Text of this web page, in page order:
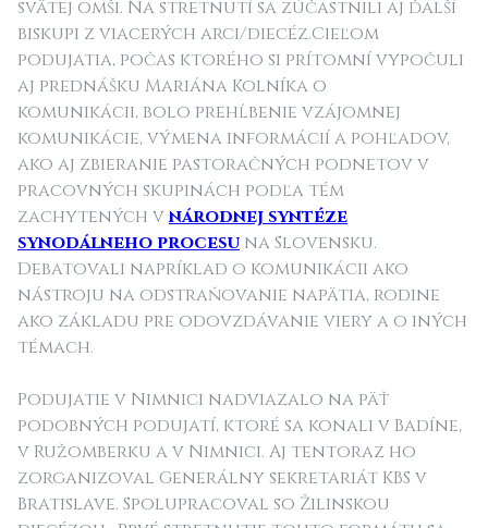
svätej omši. Na stretnutí sa zúčastnili aj ďalší
biskupi z viacerých arci/diecéz.Cieľom
podujatia, počas ktorého si prítomní vypočuli
aj prednášku Mariána Kolníka o
komunikácii, bolo prehĺbenie vzájomnej
komunikácie, výmena informácií a pohľadov,
ako aj zbieranie pastoračných podnetov v
pracovných skupinách podľa tém
zachytených vnárodnej syntéze
synodálneho procesu na Slovensku.
Debatovali napríklad o komunikácii ako
nástroju na odstraňovanie napätia, rodine
ako základu pre odovzdávanie viery a o iných
témach.
Podujatie v Nimnici nadviazalo na päť
podobných podujatí, ktoré sa konali v Badíne,
v Ružomberku a v Nimnici. Aj tentoraz ho
zorganizoval Generálny sekretariát KBS v
Bratislave. Spolupracoval so Žilinskou